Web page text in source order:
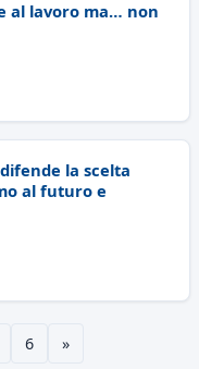
al lavoro ma… non
la scelta
al futuro e
6 »